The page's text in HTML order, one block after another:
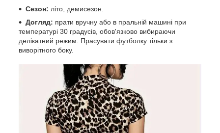
Сезон: літо, демисезон.
Догляд: прати вручну або в пральній машині при
температурі 30 градусів, обов'язково вибираючи
делікатний режим. Прасувати футболку тільки з
виворітного боку.